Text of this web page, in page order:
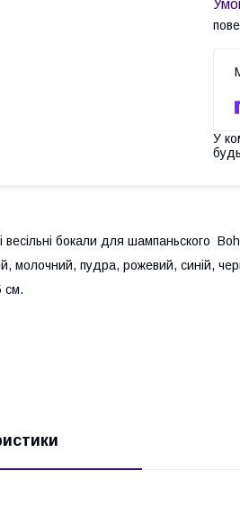
У
весільні бокали для шампаньского
молочний, пудра, рожевий, синій,
см.